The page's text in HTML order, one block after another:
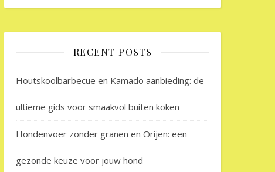
RECENT POSTS
Houtskoolbarbecue en Kamado aanbieding: de
ultieme gids voor smaakvol buiten koken
Hondenvoer zonder granen en Orijen: een
gezonde keuze voor jouw hond